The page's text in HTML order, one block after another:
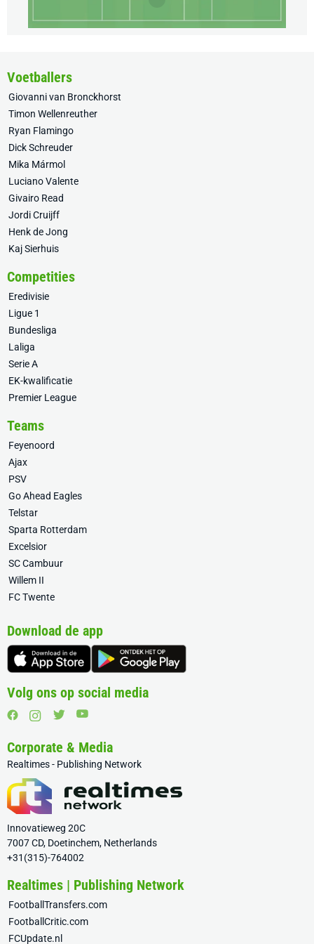
Voetballers
Giovanni van Bronckhorst
Timon Wellenreuther
Ryan Flamingo
Dick Schreuder
Mika Mármol
Luciano Valente
Givairo Read
Jordi Cruijff
Henk de Jong
Kaj Sierhuis
Competities
Eredivisie
Ligue 1
Bundesliga
Laliga
Serie A
EK-kwalificatie
Premier League
Teams
Feyenoord
Ajax
PSV
Go Ahead Eagles
Telstar
Sparta Rotterdam
Excelsior
SC Cambuur
Willem II
FC Twente
Download de app
Volg ons op social media
Corporate & Media
Realtimes - Publishing Network
Innovatieweg 20C
7007 CD, Doetinchem, Netherlands
+31(315)-764002
Realtimes | Publishing Network
FootballTransfers.com
FootballCritic.com
FCUpdate.nl